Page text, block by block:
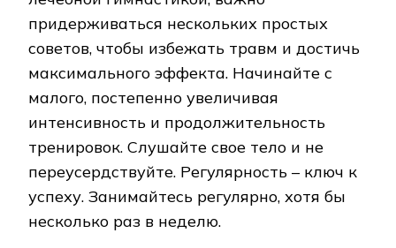
придерживаться нескольких простых
советов, чтобы избежать травм и достичь
максимального эффекта. Начинайте с
малого, постепенно увеличивая
интенсивность и продолжительность
тренировок. Слушайте свое тело и не
переусердствуйте. Регулярность – ключ к
успеху. Занимайтесь регулярно, хотя бы
несколько раз в неделю.